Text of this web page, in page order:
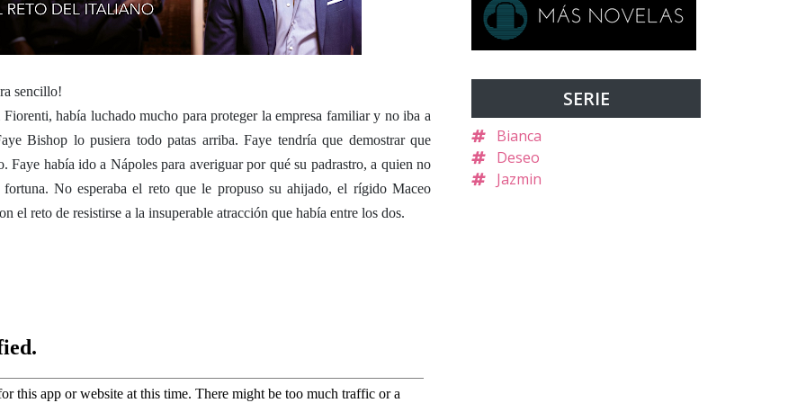
sencillo!
había luchado mucho para proteger la empresa familiar y no iba a
Bishop lo pusiera todo patas arriba. Faye tendría que demostrar que
Faye había ido a Nápoles para averiguar por qué su padrastro, a quien no
No esperaba el reto que le propuso su ahijado, el rígido Maceo
el reto de resistirse a la insuperable atracción que había entre los dos.
SERIE
Bianca
Deseo
Jazmin